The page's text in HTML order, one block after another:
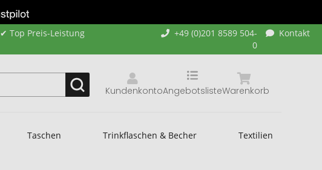
✔ Top Preis-Leistung
+49 (0)201 8589 504-
0
Kontakt
Kundenkonto Warenkorb
Angebotsliste
Taschen Trinkflaschen & Becher Textilien